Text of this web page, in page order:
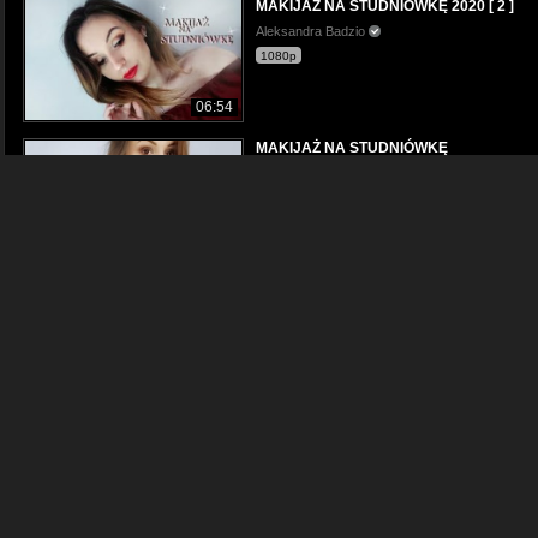
06:54
MAKIJAŻ NA STUDNIÓWKĘ 2020 [ 2 ]
Aleksandra Badzio
1080p
MAKIJAŻ NA STUDNIÓWKĘ